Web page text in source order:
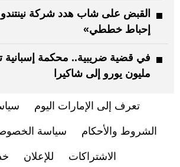
القبض على شاب هدد شركة
إحباط خططي»
مليون يورو إلى شاكيرا
تعرف إلى الإمارات اليوم
الشروط والأحكام سياسة
الاشتراكات للإعلان